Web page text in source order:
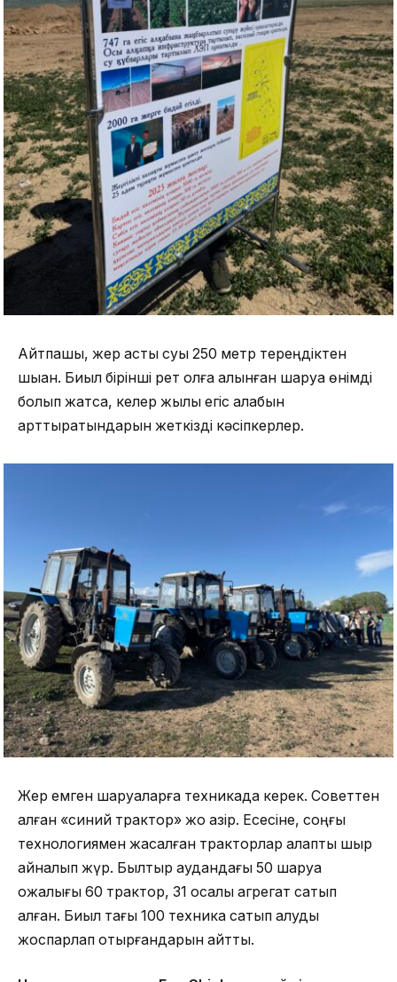
Айтпақшы, жер асты суы 250 метр тереңдіктен
шыққан. Биыл бірінші рет қолға алынған шаруа өнімді
болып жатса, келер жылы егіс алқабын
арттыратындарын жеткізді кәсіпкерлер.
Жер емген шаруаларға техникада керек. Советтен
қалған «синий трактор» жоқ қазір. Есесіне, соңғы
технологиямен жасалған тракторлар алқапты шыр
айналып жүр. Былтыр аудандағы 50 шаруа
қожалығы 60 трактор, 31 қосалқы агрегат сатып
алған. Биыл тағы 100 техника сатып алуды
жоспарлап отырғандарын айтты.